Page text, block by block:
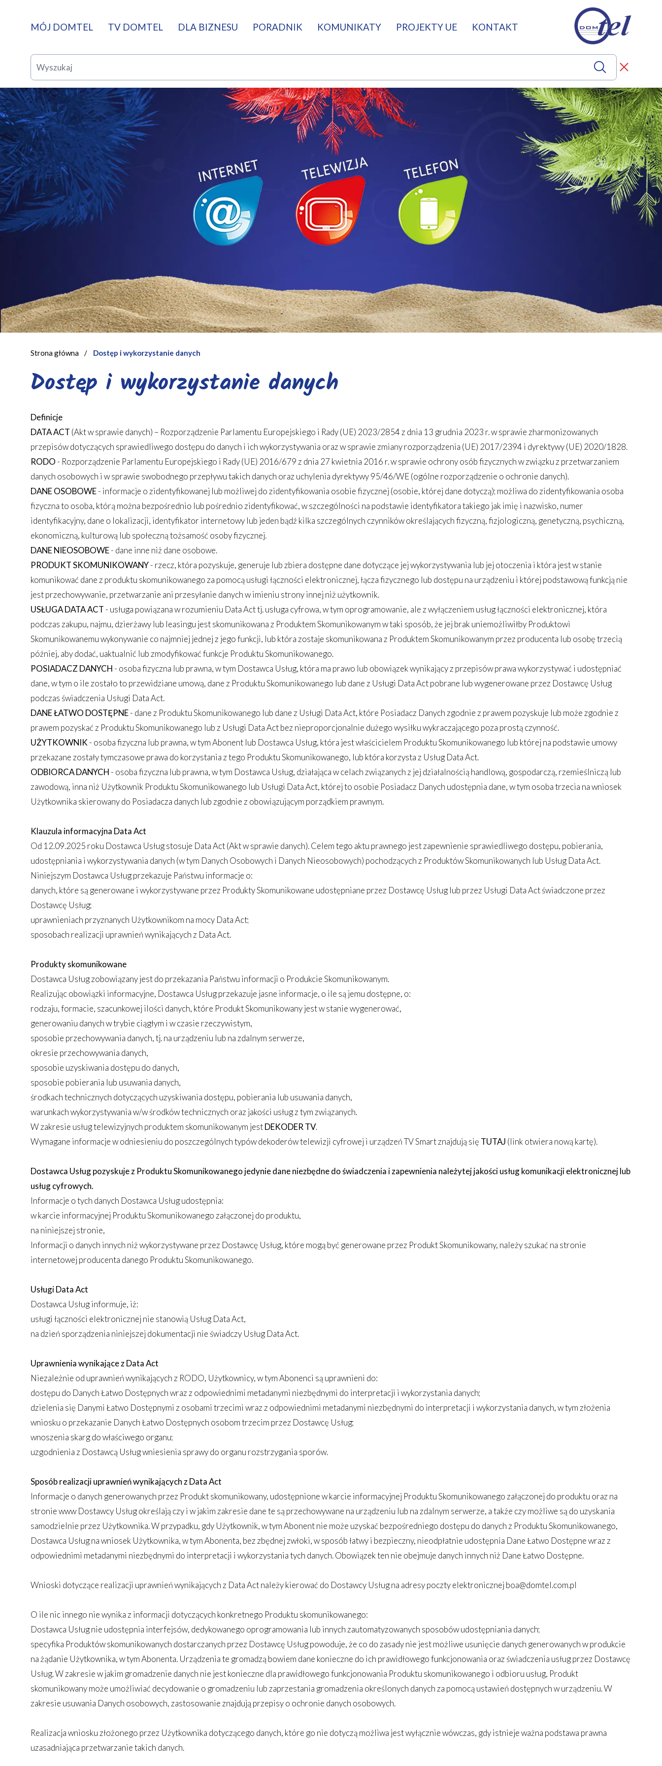
MÓJ DOMTEL TV DOMTEL DLA BIZNESU PORADNIK KOMUNIKATY PROJEKTY UE KONTAKT
Strona główna / Dostęp i wykorzystanie danych
Dostęp i wykorzystanie danych
Definicje
DATA ACT (Akt w sprawie danych) – Rozporządzenie Parlamentu Europejskiego i Rady (UE) 2023/2854 z dnia 13 grudnia 2023 r. w sprawie zharmonizowanych
przepisów dotyczących sprawiedliwego dostępu do danych i ich wykorzystywania oraz w sprawie zmiany rozporządzenia (UE) 2017/2394 i dyrektywy (UE) 2020/1828.
RODO- Rozporządzenie Parlamentu Europejskiego i Rady (UE) 2016/679 z dnia 27 kwietnia 2016 r. w sprawie ochrony osób fizycznych w związku z przetwarzaniem
danych osobowych i w sprawie swobodnego przepływu takich danych oraz uchylenia dyrektywy 95/46/WE (ogólne rozporządzenie o ochronie danych).
DANE OSOBOWE- informacje o zidentyfikowanej lub możliwej do zidentyfikowania osobie fizycznej (osobie, której dane dotyczą); możliwa do zidentyfikowania osoba
fizyczna to osoba, którą można bezpośrednio lub pośrednio zidentyfikować, w szczególności na podstawie identyfikatora takiego jak imię i nazwisko, numer
identyfikacyjny, dane o lokalizacji, identyfikator internetowy lub jeden bądź kilka szczególnych czynników określających fizyczną, fizjologiczną, genetyczną, psychiczną,
ekonomiczną, kulturową lub społeczną tożsamość osoby fizycznej.
DANE NIEOSOBOWE- dane inne niż dane osobowe.
PRODUKT SKOMUNIKOWANY- rzecz, która pozyskuje, generuje lub zbiera dostępne dane dotyczące jej wykorzystywania lub jej otoczenia i która jest w stanie
komunikować dane z produktu skomunikowanego za pomocą usługi łączności elektronicznej, łącza fizycznego lub dostępu na urządzeniu i której podstawową funkcją nie
jest przechowywanie, przetwarzanie ani przesyłanie danych w imieniu strony innej niż użytkownik.
USŁUGA DATA ACT- usługa powiązana w rozumieniu Data Act tj. usługa cyfrowa, w tym oprogramowanie, ale z wyłączeniem usług łączności elektronicznej, która
podczas zakupu, najmu, dzierżawy lub leasingu jest skomunikowana z Produktem Skomunikowanym w taki sposób, że jej brak uniemożliwiłby Produktowi
Skomunikowanemu wykonywanie co najmniej jednej z jego funkcji, lub która zostaje skomunikowana z Produktem Skomunikowanym przez producenta lub osobę trzecią
później, aby dodać, uaktualnić lub zmodyfikować funkcje Produktu Skomunikowanego.
POSIADACZ DANYCH- osoba fizyczna lub prawna, w tym Dostawca Usług, która ma prawo lub obowiązek wynikający z przepisów prawa wykorzystywać i udostępniać
dane, w tym o ile zostało to przewidziane umową, dane z Produktu Skomunikowanego lub dane z Usługi Data Act pobrane lub wygenerowane przez Dostawcę Usług
podczas świadczenia Usługi Data Act.
DANE ŁATWO DOSTĘPNE- dane z Produktu Skomunikowanego lub dane z Usługi Data Act, które Posiadacz Danych zgodnie z prawem pozyskuje lub może zgodnie z
prawem pozyskać z Produktu Skomunikowanego lub z Usługi Data Act bez nieproporcjonalnie dużego wysiłku wykraczającego poza prostą czynność.
UŻYTKOWNIK- osoba fizyczna lub prawna, w tym Abonent lub Dostawca Usług, która jest właścicielem Produktu Skomunikowanego lub której na podstawie umowy
przekazane zostały tymczasowe prawa do korzystania z tego Produktu Skomunikowanego, lub która korzysta z Usług Data Act.
ODBIORCA DANYCH- osoba fizyczna lub prawna, w tym Dostawca Usług, działająca w celach związanych z jej działalnością handlową, gospodarczą, rzemieślniczą lub
zawodową, inna niż Użytkownik Produktu Skomunikowanego lub Usługi Data Act, której to osobie Posiadacz Danych udostępnia dane, w tym osoba trzecia na wniosek
Użytkownika skierowany do Posiadacza danych lub zgodnie z obowiązującym porządkiem prawnym.
Klauzula informacyjna Data Act
Od 12.09.2025 roku Dostawca Usług stosuje Data Act (Akt w sprawie danych). Celem tego aktu prawnego jest zapewnienie sprawiedliwego dostępu, pobierania,
udostępniania i wykorzystywania danych (w tym Danych Osobowych i Danych Nieosobowych) pochodzących z Produktów Skomunikowanych lub Usług Data Act.
Niniejszym Dostawca Usług przekazuje Państwu informacje o:
danych, które są generowane i wykorzystywane przez Produkty Skomunikowane udostępniane przez Dostawcę Usług lub przez Usługi Data Act świadczone przez
Dostawcę Usług;
uprawnieniach przyznanych Użytkownikom na mocy Data Act;
sposobach realizacji uprawnień wynikających z Data Act.
Produkty skomunikowane
Dostawca Usług zobowiązany jest do przekazania Państwu informacji o Produkcie Skomunikowanym.
Realizując obowiązki informacyjne, Dostawca Usług przekazuje jasne informacje, o ile są jemu dostępne, o:
rodzaju, formacie, szacunkowej ilości danych, które Produkt Skomunikowany jest w stanie wygenerować,
generowaniu danych w trybie ciągłym i w czasie rzeczywistym,
sposobie przechowywania danych, tj. na urządzeniu lub na zdalnym serwerze,
okresie przechowywania danych,
sposobie uzyskiwania dostępu do danych,
sposobie pobierania lub usuwania danych,
środkach technicznych dotyczących uzyskiwania dostępu, pobierania lub usuwania danych,
warunkach wykorzystywania w/w środków technicznych oraz jakości usług z tym związanych.
W zakresie usług telewizyjnych produktem skomunikowanym jestDEKODER TV.
Wymagane informacje w odniesieniu do poszczególnych typów dekoderów telewizji cyfrowej i urządzeń TV Smart znajdują się TUTAJ (link otwiera nową kartę).
Dostawca Usług pozyskuje z Produktu Skomunikowanego jedynie dane niezbędne do świadczenia i zapewnienia należytej jakości usług komunikacji elektronicznej lub
usług cyfrowych.
Informacje o tych danych Dostawca Usług udostępnia:
w karcie informacyjnej Produktu Skomunikowanego załączonej do produktu,
na niniejszej stronie,
Informacji o danych innych niż wykorzystywane przez Dostawcę Usług, które mogą być generowane przez Produkt Skomunikowany, należy szukać na stronie
internetowej producenta danego Produktu Skomunikowanego.
Usługi Data Act
Dostawca Usług informuje, iż:
usługi łączności elektronicznej nie stanowią Usług Data Act,
na dzień sporządzenia niniejszej dokumentacji nie świadczy Usług Data Act.
Uprawnienia wynikające z Data Act
Niezależnie od uprawnień wynikających z RODO, Użytkownicy, w tym Abonenci są uprawnieni do:
dostępu do Danych Łatwo Dostępnych wraz z odpowiednimi metadanymi niezbędnymi do interpretacji i wykorzystania danych;
dzielenia się Danymi Łatwo Dostępnymi z osobami trzecimi wraz z odpowiednimi metadanymi niezbędnymi do interpretacji i wykorzystania danych, w tym złożenia
wniosku o przekazanie Danych Łatwo Dostępnych osobom trzecim przez Dostawcę Usług;
wnoszenia skarg do właściwego organu;
uzgodnienia z Dostawcą Usług wniesienia sprawy do organu rozstrzygania sporów.
Sposób realizacji uprawnień wynikających z Data Act
Informacje o danych generowanych przez Produkt skomunikowany, udostępnione w karcie informacyjnej Produktu Skomunikowanego załączonej do produktu oraz na
stronie www Dostawcy Usług określają czy i w jakim zakresie dane te są przechowywane na urządzeniu lub na zdalnym serwerze, a także czy możliwe są do uzyskania
samodzielnie przez Użytkownika. W przypadku, gdy Użytkownik, w tym Abonent nie może uzyskać bezpośredniego dostępu do danych z Produktu Skomunikowanego,
Dostawca Usług na wniosek Użytkownika, w tym Abonenta, bez zbędnej zwłoki, w sposób łatwy i bezpieczny, nieodpłatnie udostępnia Dane Łatwo Dostępne wraz z
odpowiednimi metadanymi niezbędnymi do interpretacji i wykorzystania tych danych. Obowiązek ten nie obejmuje danych innych niż Dane Łatwo Dostępne.
Wnioski dotyczące realizacji uprawnień wynikających z Data Act należy kierować do Dostawcy Usług na adresy poczty elektronicznej boa@domtel.com.pl
O ile nic innego nie wynika z informacji dotyczących konkretnego Produktu skomunikowanego:
Dostawca Usług nie udostępnia interfejsów, dedykowanego oprogramowania lub innych zautomatyzowanych sposobów udostępniania danych;
specyfika Produktów skomunikowanych dostarczanych przez Dostawcę Usług powoduje, że co do zasady nie jest możliwe usunięcie danych generowanych w produkcie
na żądanie Użytkownika, w tym Abonenta. Urządzenia te gromadzą bowiem dane konieczne do ich prawidłowego funkcjonowania oraz świadczenia usług przez Dostawcę
Usług. W zakresie w jakim gromadzenie danych nie jest konieczne dla prawidłowego funkcjonowania Produktu skomunikowanego i odbioru usług, Produkt
skomunikowany może umożliwiać decydowanie o gromadzeniu lub zaprzestania gromadzenia określonych danych za pomocą ustawień dostępnych w urządzeniu. W
zakresie usuwania Danych osobowych, zastosowanie znajdują przepisy o ochronie danych osobowych.
Realizacja wniosku złożonego przez Użytkownika dotyczącego danych, które go nie dotyczą możliwa jest wyłącznie wówczas, gdy istnieje ważna podstawa prawna
uzasadniająca przetwarzanie takich danych.